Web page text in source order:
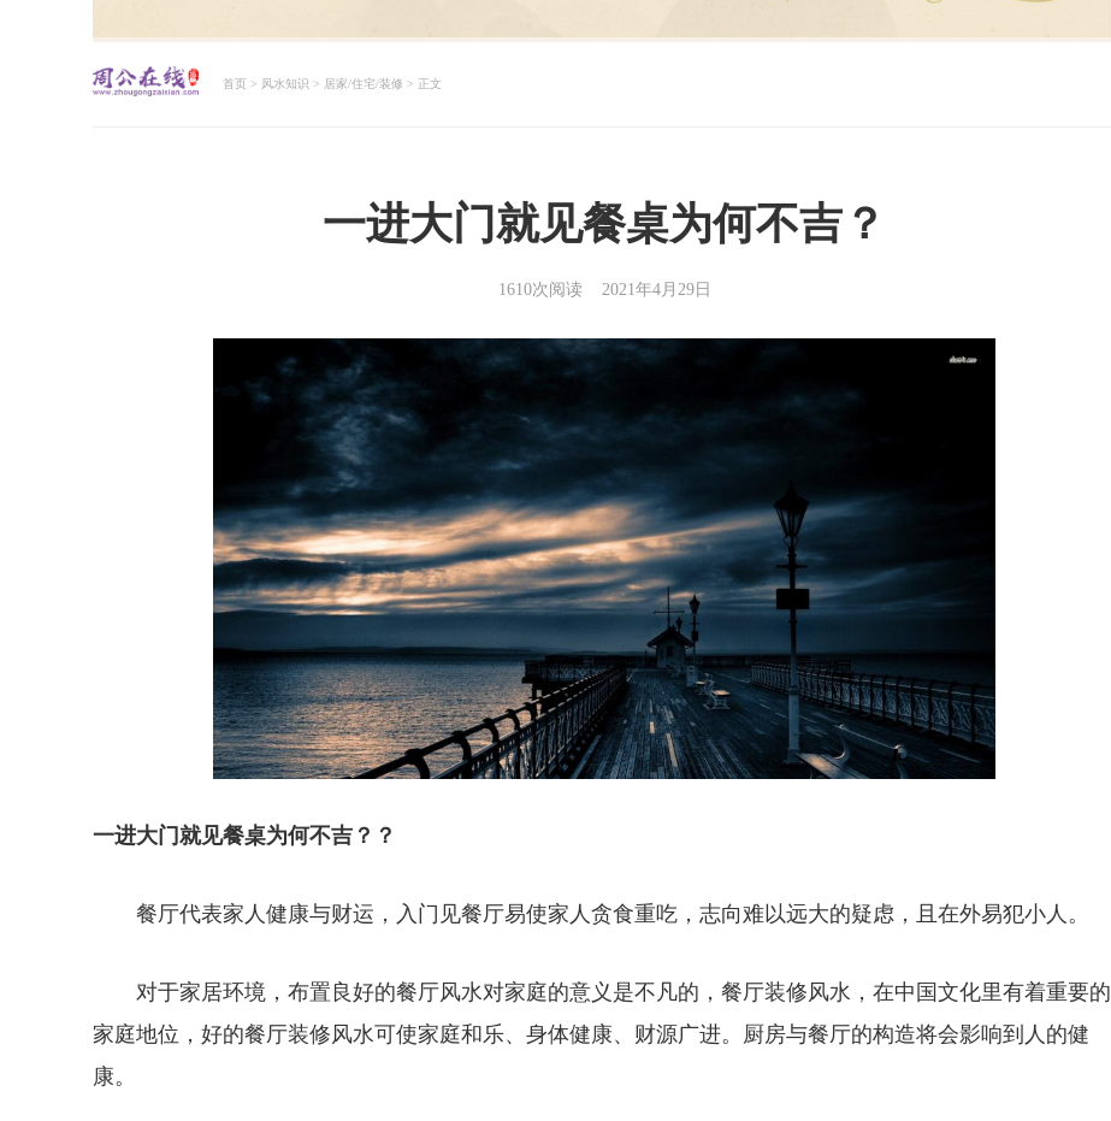
首页 > 风水知识 > 居家/住宅/装修 > 正文
一进大门就见餐桌为何不吉？
1610次阅读 2021年4月29日
一进大门就见餐桌为何不吉？？
餐厅代表家人健康与财运，入门见餐厅易使家人贪食重吃，志向难以远大的疑虑，且在外易犯小人。
对于家居环境，布置良好的餐厅风水对家庭的意义是不凡的，餐厅装修风水，在中国文化里有着重要的
家庭地位，好的餐厅装修风水可使家庭和乐、身体健康、财源广进。厨房与餐厅的构造将会影响到人的健
康。